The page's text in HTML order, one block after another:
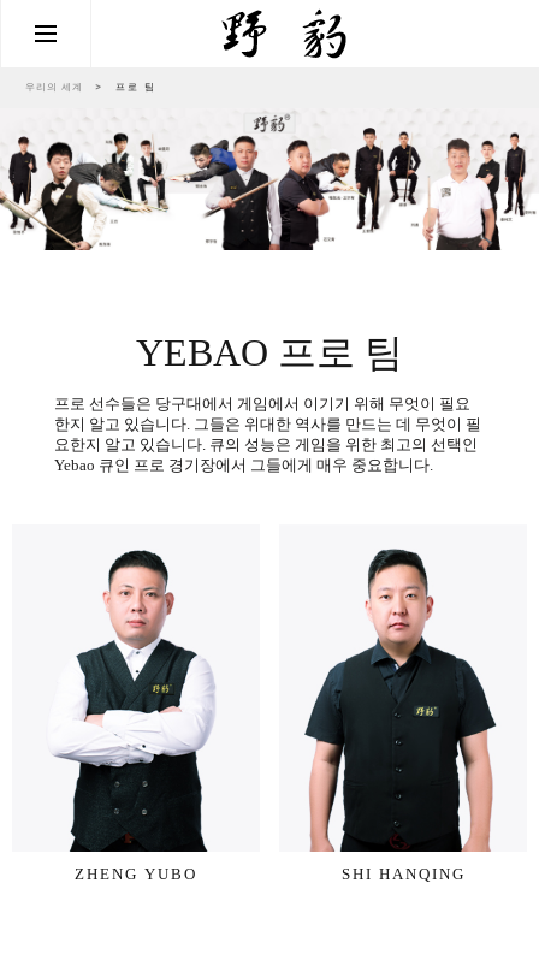
우리의 세계 > 프로 팀
YEBAO 프로 팀
프로 선수들은 당구대에서 게임에서 이기기 위해 무엇이 필요
한지 알고 있습니다. 그들은 위대한 역사를 만드는 데 무엇이 필
요한지 알고 있습니다. 큐의 성능은 게임을 위한 최고의 선택인
Yebao 큐인 프로 경기장에서 그들에게 매우 중요합니다.
ZHENG YUBO SHI HANQING